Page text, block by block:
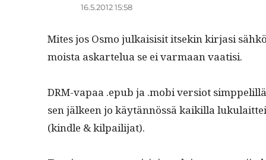
16.5.2012 15:58
Mites jos Osmo julka­i­sisit itsekin kir­jasi
moista askartelua se ei var­maan vaatisi.
DRM-vapaa .epub ja .mobi ver­siot
sen jäl­keen jo käytän­nössä kaikil­la
(kin­dle & kilpailijat).